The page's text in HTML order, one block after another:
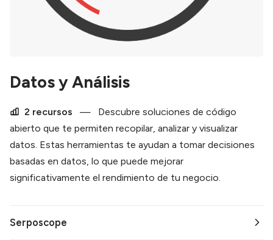
Datos y Análisis
2 recursos —
Descubre soluciones de código
abierto que te permiten recopilar, analizar y visualizar
datos. Estas herramientas te ayudan a tomar decisiones
basadas en datos, lo que puede mejorar
significativamente el rendimiento de tu negocio.
Serposcope